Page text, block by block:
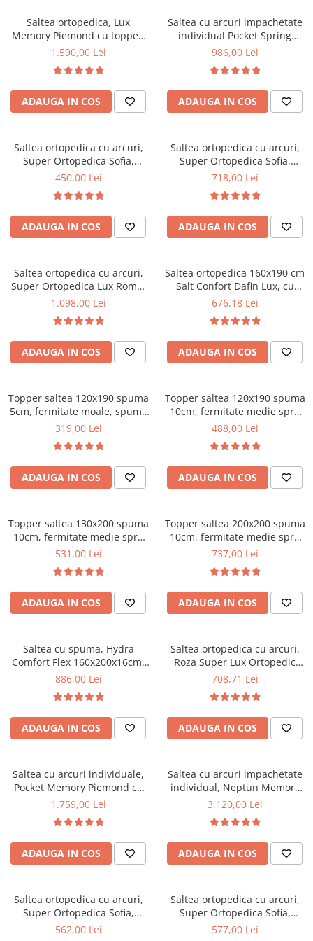
Top saltele 10 cm
Top saltele memory 5 cm
Top saltele MemoHR 6.5 cm
Saltele ieftine
Saltele cu plasa de arcuri
Saltele cu spuma
Mobilier bucatarie
Mese bucatarie
Scaune pentru bucatarie
Mobila bucatarie
Seturi mese si scaune bucatarie
Mobila hol
Suporturi si rafturi pantofi
Portmantouri
Pantofare
Seturi mobilier hol
Stender haine
Etajere
Cuiere
Mobilier gradinita
Scaune gradinita
Set mese si scaune gradinita
Mobila camera copii
Scaune birou pentru copii
Saltele patuturi copii
Masa si scaune gradinita
Saltea ortopedica, Lux
Memory Piemond cu topper,
160x200x32cm, fermitate tare,
2,5 cm, husa matlasata,
sistem de aerisire perimetral,
greutate maxima sustinuta
120 kg/utilizator, Saltex
1.590,00 Lei
ADAUGA IN COS
Saltea cu arcuri impachetate
individual Pocket Spring
Milano, 140x200x24cm, cu
sistem de aerisire perimetral,
Saltex
986,00 Lei
ADAUGA IN COS
Saltea ortopedica cu arcuri,
Super Ortopedica Sofia,
100x200x20cm, fermitate
fata vara-iarna, sistem
aerisire cu butoni, Saltex
450,00 Lei
ADAUGA IN COS
Saltea ortopedica cu arcuri,
Super Ortopedica Sofia,
160x200x20cm, fermitate
fata vara-iarna, sistem
aerisire cu butoni, Saltex
718,00 Lei
ADAUGA IN COS
Saltea ortopedica cu arcuri,
Super Ortopedica Lux Roma,
180x200x23cm, fermitate tare,
vara-iarna, sistem aerisire
perimetral, Saltex
1.098,00 Lei
ADAUGA IN COS
Saltea ortopedica 160x190 cm
Salt Confort Dafin Lux, cu
arcuri Bonell, fermitate
676,18 Lei
ADAUGA IN COS
Topper saltea 120x190 spuma
5cm, fermitate moale, spuma
poliuretanica, husa fixa
319,00 Lei
ADAUGA IN COS
Topper saltea 120x190 spuma
10cm, fermitate medie spre
tare, spuma poliuretanica,
microfibra, Saltsib
488,00 Lei
ADAUGA IN COS
Topper saltea 130x200 spuma
10cm, fermitate medie spre
tare, spuma poliuretanica,
microfibra, Saltsib
531,00 Lei
ADAUGA IN COS
Topper saltea 200x200 spuma
10cm, fermitate medie spre
tare, spuma poliuretanica,
microfibra, Saltsib
737,00 Lei
ADAUGA IN COS
Saltea cu spuma, Hydra
Comfort Flex 160x200x16cm,
fermitate mediu spre tare,
detasabila, Saltsib
886,00 Lei
ADAUGA IN COS
Saltea ortopedica cu arcuri,
Roza Super Lux Ortopedic
125x190x25cm, fermitate
arcuri Bonell,reversibila,
banda de aerisire spaceair,
greutate maxima sustinuta
100 kg/utilizator, Salt Confort
708,71 Lei
ADAUGA IN COS
Saltea cu arcuri individuale,
Pocket Memory Piemond cu
topper, 160x200x32cm,
memory foam 2,5 cm, husa
matlasata, sistem de aerisire
perimetral, greutate maxima
sustinuta 100 kg/utilizator,
1.759,00 Lei
ADAUGA IN COS
Saltea cu arcuri impachetate
individual, Neptun Memory
Pocket Comfort
confort, spuma poliuretanica
HR, memory foam 4 cm, husa
detasabila 3D, hipoalergenica,
fermitate medie, Saltsib
3.120,00 Lei
ADAUGA IN COS
Saltea ortopedica cu arcuri,
Super Ortopedica Sofia,
130x200x20cm, fermitate
562,00 Lei
Saltea ortopedica cu arcuri,
Super Ortopedica Sofia,
135x200x20cm, fermitate
577,00 Lei